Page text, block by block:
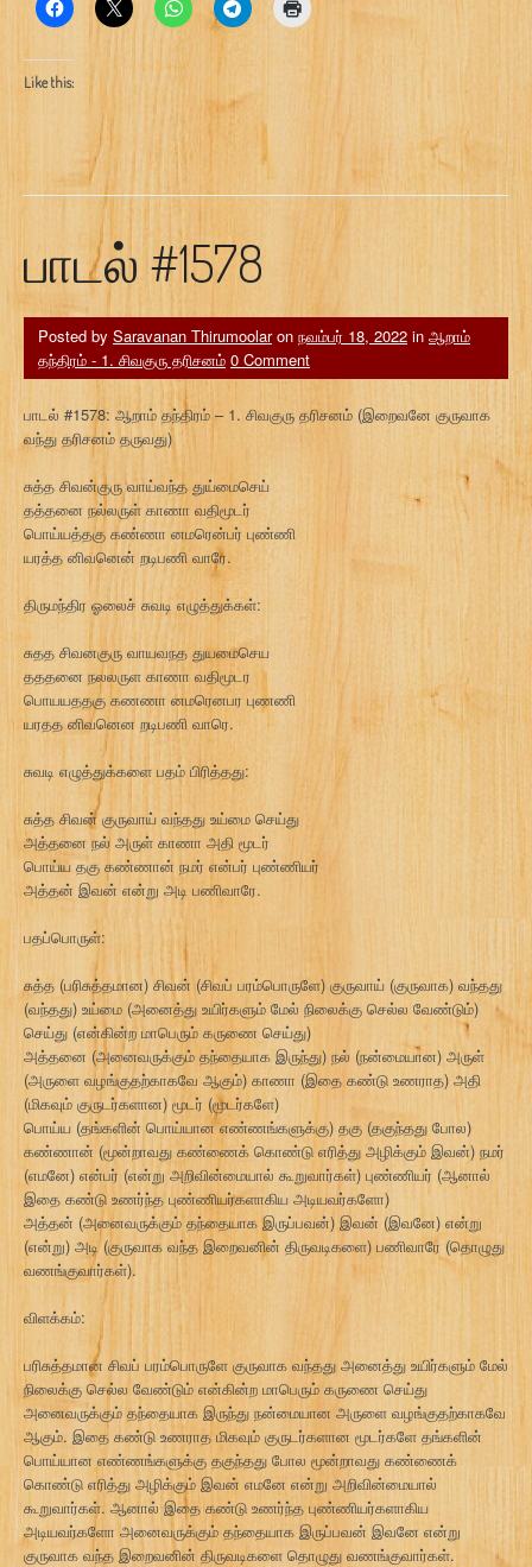
Like this:
பாடல் #1578
Posted by Saravanan Thirumoolaron நவம்பர் 18, 2022 in ஆறாம்
தந்திரம் - 1. சிவகுரு தரிசனம் 0 Comment
பாடல் #1578: ஆறாம் தந்திரம் – 1. சிவகுரு தரிசனம் (இறைவனே குருவாக
வந்து தரிசனம் தருவது)
சுத்த சிவன்குரு வாய்வந்த துய்மைசெய்
தத்தனை நல்லருள் காணா வதிமூடர்
பொய்யத்தகு கண்ணா னமரென்பர் புண்ணி
யரத்த னிவனென் றடிபணி வாரே.
திருமந்திர ஓலைச் சுவடி எழுத்துக்கள்:
சுதத சிவனகுரு வாயவநத துயமைசெய
தததனை நலலருள காணா வதிமூடர
பொயயததகு கணணா னமரெனபர புணணி
யரதத னிவனென றடிபணி வாரெ.
சுவடி எழுத்துக்களை பதம் பிரித்தது:
சுத்த சிவன் குருவாய் வந்தது உய்மை செய்து
அத்தனை நல் அருள் காணா அதி மூடர்
பொய்ய தகு கண்ணான் நமர் என்பர் புண்ணியர்
அத்தன் இவன் என்று அடி பணிவாரே.
பதப்பொருள்:
சுத்த (பரிசுத்தமான) சிவன் (சிவப் பரம்பொருளே) குருவாய் (குருவாக) வந்தது
(வந்தது) உய்மை (அனைத்து உயிர்களும் மேல் நிலைக்கு செல்ல வேண்டும்)
செய்து (என்கின்ற மாபெரும் கருணை செய்து)
அத்தனை (அனைவருக்கும் தந்தையாக இருந்து) நல் (நன்மையான) அருள்
(அருளை வழங்குதற்காகவே ஆகும்) காணா (இதை கண்டு உணராத) அதி
(மிகவும் குருடர்களான) மூடர் (மூடர்களே)
பொய்ய (தங்களின் பொய்யான எண்ணங்களுக்கு) தகு (தகுந்தது போல)
கண்ணான் (மூன்றாவது கண்ணைக் கொண்டு எரித்து அழிக்கும் இவன்) நமர்
(எமனே) என்பர் (என்று அறிவின்மையால் கூறுவார்கள்) புண்ணியர் (ஆனால்
இதை கண்டு உணர்ந்த புண்ணியர்களாகிய அடியவர்களோ)
அத்தன் (அனைவருக்கும் தந்தையாக இருப்பவன்) இவன் (இவனே) என்று
(என்று) அடி (குருவாக வந்த இறைவனின் திருவடிகளை) பணிவாரே (தொழுது
வணங்குவார்கள்).
விளக்கம்:
பரிசுத்தமான சிவப் பரம்பொருளே குருவாக வந்தது அனைத்து உயிர்களும் மேல்
நிலைக்கு செல்ல வேண்டும் என்கின்ற மாபெரும் கருணை செய்து
அனைவருக்கும் தந்தையாக இருந்து நன்மையான அருளை வழங்குதற்காகவே
ஆகும். இதை கண்டு உணராத மிகவும் குருடர்களான மூடர்களே தங்களின்
பொய்யான எண்ணங்களுக்கு தகுந்தது போல மூன்றாவது கண்ணைக்
கொண்டு எரித்து அழிக்கும் இவன் எமனே என்று அறிவின்மையால்
கூறுவார்கள். ஆனால் இதை கண்டு உணர்ந்த புண்ணியர்களாகிய
அடியவர்களோ அனைவருக்கும் தந்தையாக இருப்பவன் இவனே என்று
குருவாக வந்த இறைவனின் திருவடிகளை தொழுது வணங்குவார்கள்.